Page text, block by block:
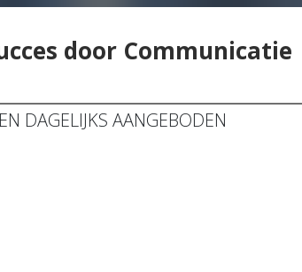
door Communicatie
DAGELIJKS AANGEBODEN